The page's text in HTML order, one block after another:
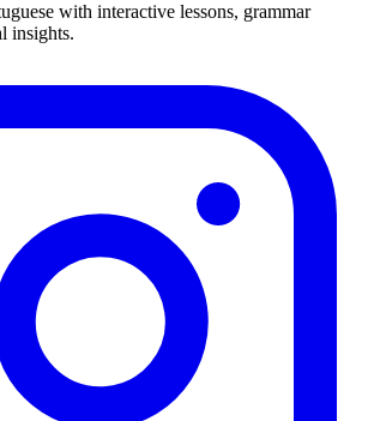
with interactive lessons, grammar
insights.